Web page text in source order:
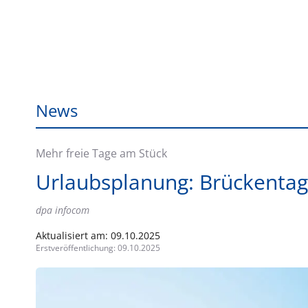
News
Mehr freie Tage am Stück
Urlaubsplanung:
dpa infocom
Aktualisiert am: 09.10.2025
Erstveröffentlichung: 09.10.2025